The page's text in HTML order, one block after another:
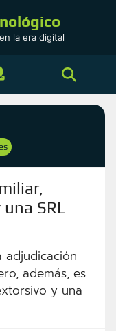
la era digital
SRL
adjudicación
además, es
y una